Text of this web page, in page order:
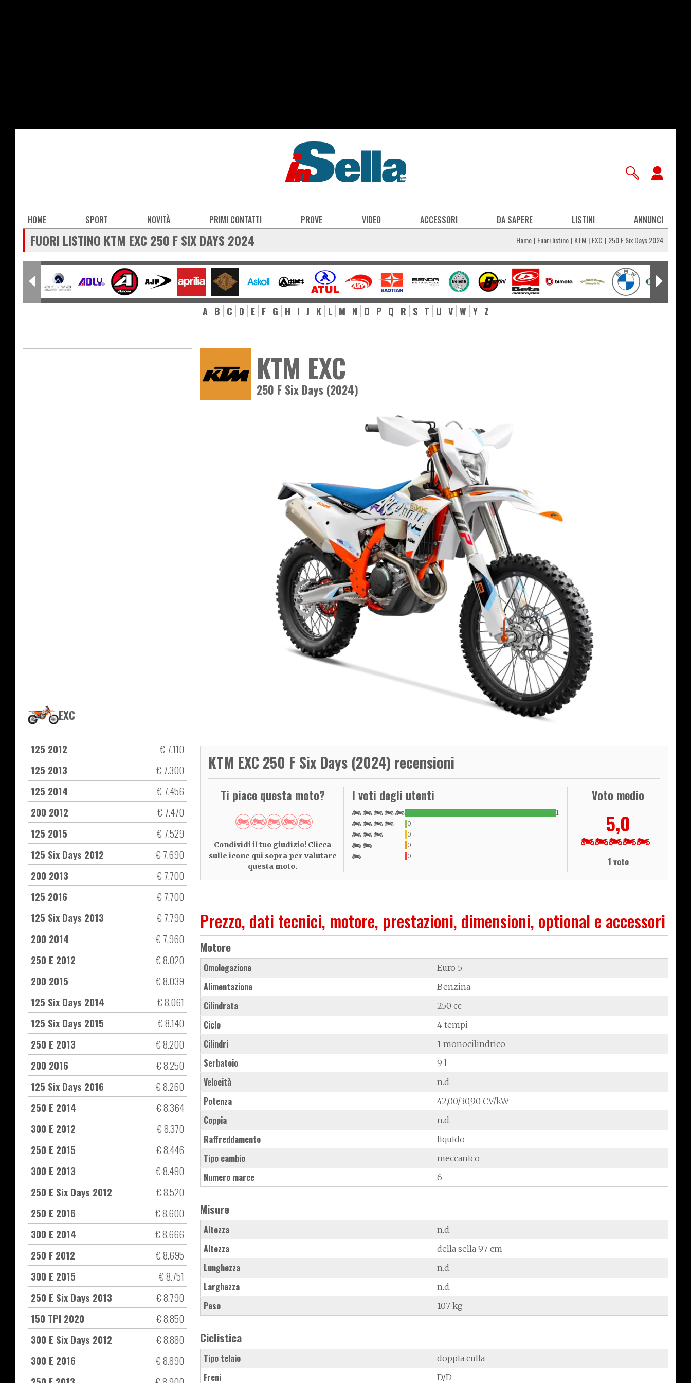
Main
navigation
HOME SPORT NOVITÀ PRIMI CONTATTI PROVE VIDEO ACCESSORI DA SAPERE LISTINI ANNUNCI
FUORI LISTINO KTM EXC 250 F SIX DAYS 2024 Home Fuori listino KTM EXC 250 F Six Days 2024
A B C D E F G H I J K L M N O P Q R S T U V W Y Z
EXC
125 2012
€ 7.110
125 2013
€ 7.300
125 2014
€ 7.456
200 2012
€ 7.470
125 2015
€ 7.529
125 Six Days 2012
€ 7.690
200 2013
€ 7.700
125 2016
€ 7.700
125 Six Days 2013
€ 7.790
200 2014
€ 7.960
250 E 2012
€ 8.020
200 2015
€ 8.039
125 Six Days 2014
€ 8.061
125 Six Days 2015
€ 8.140
250 E 2013
€ 8.200
200 2016
€ 8.250
125 Six Days 2016
€ 8.260
250 E 2014
€ 8.364
300 E 2012
€ 8.370
250 E 2015
€ 8.446
300 E 2013
€ 8.490
250 E Six Days 2012
€ 8.520
250 E 2016
€ 8.600
300 E 2014
€ 8.666
250 F 2012
€ 8.695
300 E 2015
€ 8.751
250 E Six Days 2013
€ 8.790
150 TPI 2020
€ 8.850
300 E Six Days 2012
€ 8.880
300 E 2016
€ 8.890
KTM EXC
250 F Six Days (2024)
KTM EXC 250 F Six Days (2024) recensioni
Ti piace questa moto?
Condividi il tuo giudizio! Clicca
sulle icone qui sopra per valutare
questa moto.
I voti degli utenti
1
0
0
0
0
Voto medio
5,0
1 voto
Prezzo, dati tecnici, motore, prestazioni, dimensioni, optional e accessori
Motore
Omologazione Euro 5
Alimentazione Benzina
Cilindrata 250 cc
Ciclo 4 tempi
Cilindri 1 monocilindrico
Serbatoio 9 l
Velocità n.d.
Potenza 42,00/30,90 CV/kW
Coppia n.d.
Raffreddamento liquido
Tipo cambio meccanico
Numero marce 6
Misure
Altezza n.d.
Altezza della sella 97 cm
Lunghezza n.d.
Larghezza n.d.
Peso 107 kg
Ciclistica
Tipo telaio doppia culla
Freni D/D